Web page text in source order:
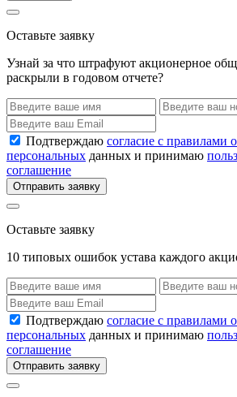
Оставьте заявку
Узнай за что штрафуют акционерное
раскрыли в годовом отчете?
Подтверждаю согласие с правилами
персональных данных и принимаю
соглашение
Отправить заявку
Оставьте заявку
10 типовых ошибок устава каждого
Подтверждаю согласие с правилами
персональных данных и принимаю
соглашение
Отправить заявку